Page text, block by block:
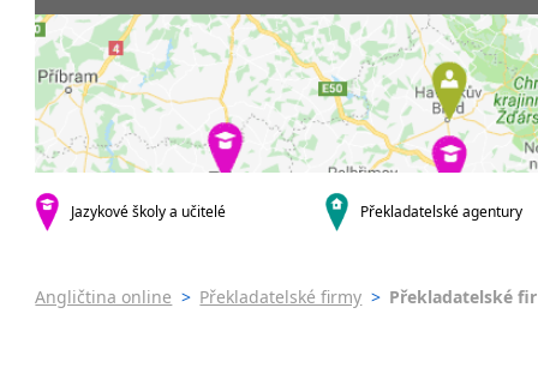
Praha 6
Praha 7
Praha 8
Praha 10
krajská města
Ostrava
Olomouc
Jazykové školy a učitelé Překladatelské agentury
Angličtina online > Překladatelské firmy > Překladatelské